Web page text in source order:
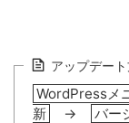
アップデー
WordPressメ
新
→
バー